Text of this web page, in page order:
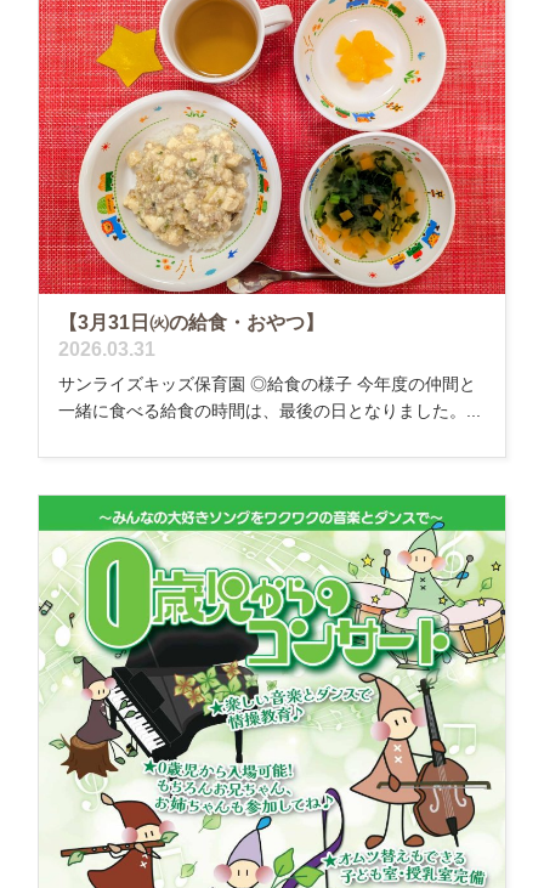
【3月31日㈫の給食・おやつ】
2026.03.31
サンライズキッズ保育園 ◎給食の様子 今年度の仲間と
一緒に食べる給食の時間は、最後の日となりました。...